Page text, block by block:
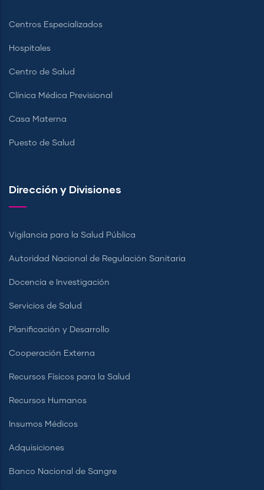
Centros Especializados
Hospitales
Centro de Salud
Clínica Médica Previsional
Casa Materna
Puesto de Salud
Dirección y Divisiones
Vigilancia para la Salud Pública
Autoridad Nacional de Regulación Sanitaria
Docencia e Investigación
Servicios de Salud
Planificación y Desarrollo
Cooperación Externa
Recursos Físicos para la Salud
Recursos Humanos
Insumos Médicos
Adquisiciones
Banco Nacional de Sangre